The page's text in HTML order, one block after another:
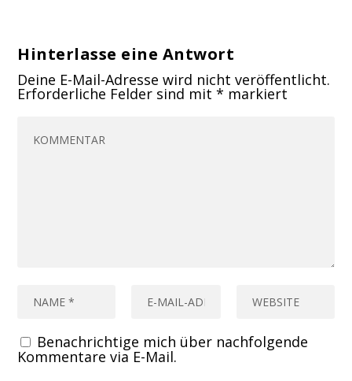
Hinterlasse eine Antwort
Deine E-Mail-Adresse wird nicht veröffentlicht.
Erforderliche Felder sind mit* markiert
Benachrichtige mich über nachfolgende
Kommentare via E-Mail.